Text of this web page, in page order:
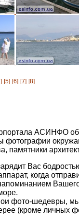
[5] [6] [7] [8]
АСИНФО
фотографии
памятники
Вас
когда
фото-шедевры, мы
(кроме личных